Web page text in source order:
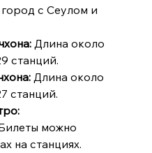
с Сеулом и
Длина около
станций.
Длина около
станций.
можно
на станциях.